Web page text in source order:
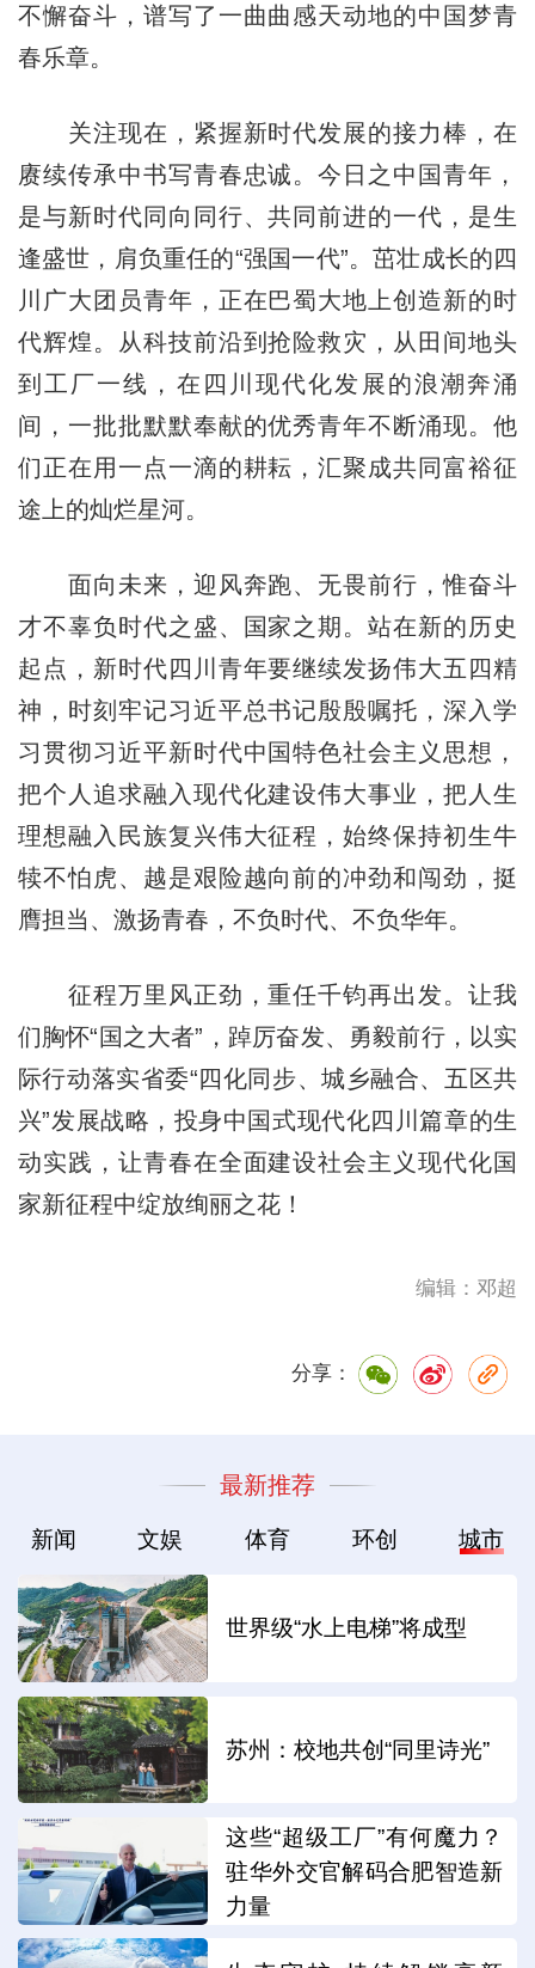
不懈奋斗，谱写了一曲曲感天动地的中国梦青
春乐章。
关注现在，紧握新时代发展的接力棒，在
赓续传承中书写青春忠诚。今日之中国青年，
是与新时代同向同行、共同前进的一代，是生
逢盛世，肩负重任的“强国一代”。茁壮成长的四
川广大团员青年，正在巴蜀大地上创造新的时
代辉煌。从科技前沿到抢险救灾，从田间地头
到工厂一线，在四川现代化发展的浪潮奔涌
间，一批批默默奉献的优秀青年不断涌现。他
们正在用一点一滴的耕耘，汇聚成共同富裕征
途上的灿烂星河。
面向未来，迎风奔跑、无畏前行，惟奋斗
才不辜负时代之盛、国家之期。站在新的历史
起点，新时代四川青年要继续发扬伟大五四精
神，时刻牢记习近平总书记殷殷嘱托，深入学
习贯彻习近平新时代中国特色社会主义思想，
把个人追求融入现代化建设伟大事业，把人生
理想融入民族复兴伟大征程，始终保持初生牛
犊不怕虎、越是艰险越向前的冲劲和闯劲，挺
膺担当、激扬青春，不负时代、不负华年。
征程万里风正劲，重任千钧再出发。让我
们胸怀“国之大者”，踔厉奋发、勇毅前行，以实
际行动落实省委“四化同步、城乡融合、五区共
兴”发展战略，投身中国式现代化四川篇章的生
动实践，让青春在全面建设社会主义现代化国
家新征程中绽放绚丽之花！
编辑：邓超
分享：
最新推荐
新闻 文娱 体育 环创 城市
世界级“水上电梯”将成型
苏州：校地共创“同里诗光”
这些“超级工厂”有何魔力？
驻华外交官解码合肥智造新
力量